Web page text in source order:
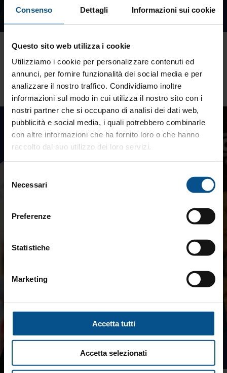
Consenso Dettagli Informazioni sui cookie
Questo sito web utilizza i cookie
Utilizziamo i cookie per personalizzare contenuti ed
annunci, per fornire funzionalità dei social media e per
analizzare il nostro traffico. Condividiamo inoltre
informazioni sul modo in cui utilizza il nostro sito con i
nostri partner che si occupano di analisi dei dati web,
pubblicità e social media, i quali potrebbero combinarle
con altre informazioni che ha fornito loro o che hanno
raccolto dal suo utilizzo dei loro servizi.
delNecessari
Preferenze
Statistiche
Marketing
Accetta tutti
Accetta selezionati
Non nascondere mai un problema
Non temere le domande difficili: la verità, anche se scomoda,
è il cemento che costruisce la fiducia tra te e il cliente.